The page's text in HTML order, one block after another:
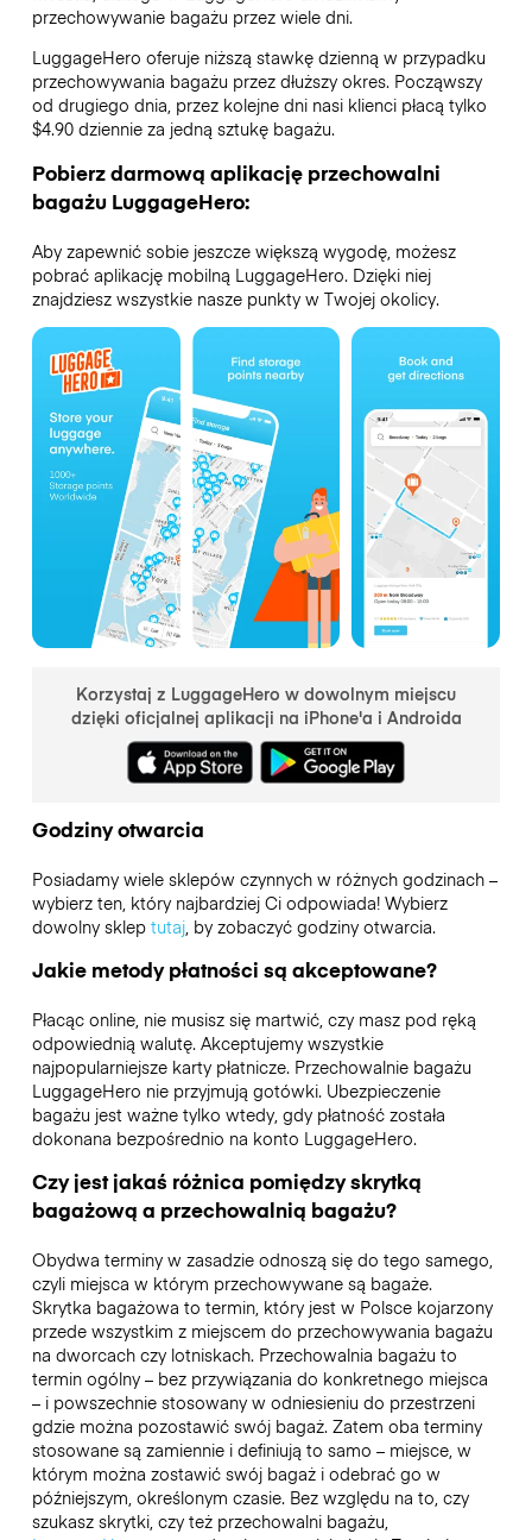
przechowywanie bagażu przez wiele dni.
LuggageHero oferuje niższą stawkę dzienną w przypadku
przechowywania bagażu przez dłuższy okres. Począwszy
od drugiego dnia, przez kolejne dni nasi klienci płacą tylko
$4.90 dziennie za jedną sztukę bagażu.
Pobierz darmową aplikację przechowalni
bagażu LuggageHero:
Aby zapewnić sobie jeszcze większą wygodę, możesz
pobrać aplikację mobilną LuggageHero. Dzięki niej
znajdziesz wszystkie nasze punkty w Twojej okolicy.
Korzystaj z LuggageHero w dowolnym miejscu
dzięki oficjalnej aplikacji na iPhone'a i Androida
Godziny otwarcia
Posiadamy wiele sklepów czynnych w różnych godzinach –
wybierz ten, który najbardziej Ci odpowiada! Wybierz
dowolny sklep tutaj, by zobaczyć godziny otwarcia.
Jakie metody płatności są akceptowane?
Płacąc online, nie musisz się martwić, czy masz pod ręką
odpowiednią walutę. Akceptujemy wszystkie
najpopularniejsze karty płatnicze. Przechowalnie bagażu
LuggageHero nie przyjmują gotówki. Ubezpieczenie
bagażu jest ważne tylko wtedy, gdy płatność została
dokonana bezpośrednio na konto LuggageHero.
Czy jest jakaś różnica pomiędzy skrytką
bagażową a przechowalnią bagażu?
Obydwa terminy w zasadzie odnoszą się do tego samego,
czyli miejsca w którym przechowywane są bagaże.
Skrytka bagażowa to termin, który jest w Polsce kojarzony
przede wszystkim z miejscem do przechowywania bagażu
na dworcach czy lotniskach. Przechowalnia bagażu to
termin ogólny – bez przywiązania do konkretnego miejsca
– i powszechnie stosowany w odniesieniu do przestrzeni
gdzie można pozostawić swój bagaż. Zatem oba terminy
stosowane są zamiennie i definiują to samo – miejsce, w
którym można zostawić swój bagaż i odebrać go w
późniejszym, określonym czasie. Bez względu na to, czy
szukasz skrytki, czy też przechowalni bagażu,